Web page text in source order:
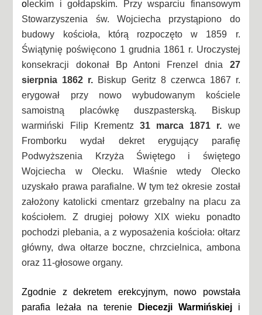
o leckim i gołdapskim. Przy wsparciu finansowym
Stowarzyszenia św. Wojciecha przystąpiono do
budowy kościoła, którą rozpoczęto w 1859 r.
Świątynię poświęcono 1 grudnia 1861 r. Uroczystej
konsekracji dokonał Bp Antoni Frenzel dnia 27
sierpnia 1862 r. Biskup Geritz 8 czerwca 1867 r.
erygował przy nowo wybudowanym kościele
samoistną placówkę duszpasterską. Biskup
warmiński Filip Krementz 31 marca 1871 r. we
Fromborku wydał dekret erygujący parafię
Podwyższenia Krzyża Świętego i świętego
Wojciecha w Olecku. Właśnie wtedy Olecko
uzyskało prawa parafialne. W tym też okresie został
założony katolicki cmentarz grzebalny na placu za
kościołem. Z drugiej połowy XIX wieku ponadto
pochodzi plebania, a z wyposażenia kościoła: ołtarz
główny, dwa ołtarze boczne, chrzcielnica, ambona
oraz 11-głosowe organy.
Zgodnie z dekretem erekcyjnym, nowo powstała
parafia leżała na terenie
Diecezji Warmińskieji